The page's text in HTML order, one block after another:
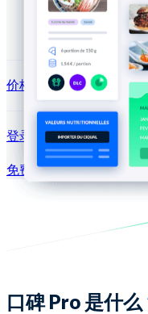
博客帮助中心 新闻
价格方案
登录 →
免费试用注册
口碑 Pro 是什么